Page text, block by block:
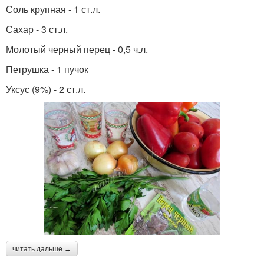
Соль крупная - 1 ст.л.
Сахар - 3 ст.л.
Молотый черный перец - 0,5 ч.л.
Петрушка - 1 пучок
Уксус (9%) - 2 ст.л.
читать дальше →